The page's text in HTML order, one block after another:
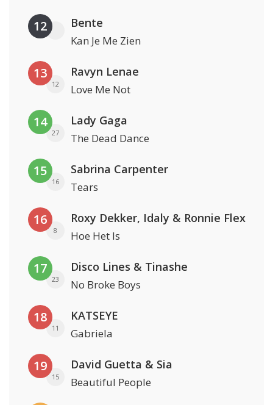
12 Bente
Kan Je Me Zien
13
12
Ravyn Lenae
Love Me Not
14
27
Lady Gaga
The Dead Dance
15
16
Sabrina Carpenter
Tears
16
8
Roxy Dekker, Idaly & Ronnie Flex
Hoe Het Is
17
23
Disco Lines & Tinashe
No Broke Boys
18
11
KATSEYE
Gabriela
19
15
David Guetta & Sia
Beautiful People